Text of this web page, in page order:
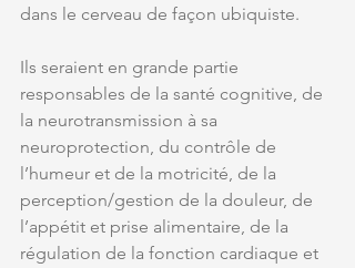
dans le cerveau de façon ubiquiste.
Ils seraient en grande partie
responsables de la santé cognitive, de
la neurotransmission à sa
neuroprotection, du contrôle de
l’humeur et de la motricité, de la
perception/gestion de la douleur, de
l’appétit et prise alimentaire, de la
régulation de la fonction cardiaque et